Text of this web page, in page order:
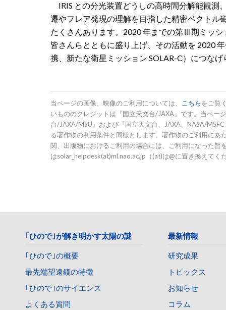
IRIS との分光装置どうしの高時間分解能観測
遷やフレア発現の理解を目指した精密ベクトル
たくさんあります。2020 年までの第Ⅲ期ミッ
皆さんらとともに盛り上げ、その活動を 2020
携、新たな衛星ミッション SOLAR-C）につな
当ページの画像、映像のご利用については、 こちらをご覧
いもののクレジットは『国立天文台/JAXA』です。当ペー
台/JAXA/MSU』および『国立天文台、JAXA、NASA/
る著作物の利用条件と同様とします。著作物のご利用に
関、出版物におけるご利用の場合には、ご利用になった
はsolar_helpdesk(at)ml.nao.ac.jp（(at)は@に置き換えてく
｢ひので｣が解き明かす太陽の謎
｢ひので｣の概要
最先端望遠鏡の特徴
｢ひので｣のサイエンス
よくある質問
最新情報
研究成果
トピックス
お知らせ
コラム